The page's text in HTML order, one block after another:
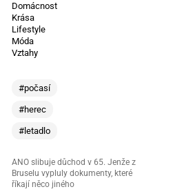
Domácnost
Krása
Lifestyle
Móda
Vztahy
#počasí
#herec
#letadlo
ANO slibuje důchod v 65. Jenže z
Bruselu vypluly dokumenty, které
říkají něco jiného